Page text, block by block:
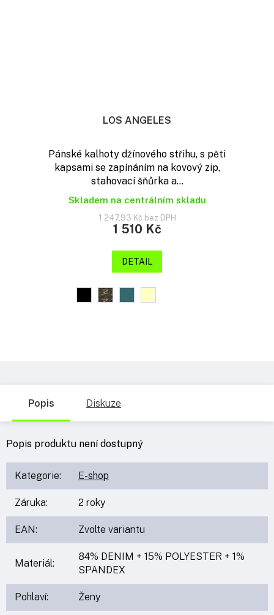
LOS ANGELES
Pánské kalhoty džínového střihu, s pěti
kapsami se zapínáním na kovový zip,
stahovací šňůrka a...
Skladem na centrálním skladu
1 247,93 Kč bez DPH
1 510 Kč
DETAIL
Popis Diskuze
Popis produktu není dostupný
Kategorie: E-shop
Záruka: 2 roky
EAN: Zvolte variantu
Materiál:
84% DENIM + 15% POLYESTER + 1%
SPANDEX
Pohlaví: Ženy